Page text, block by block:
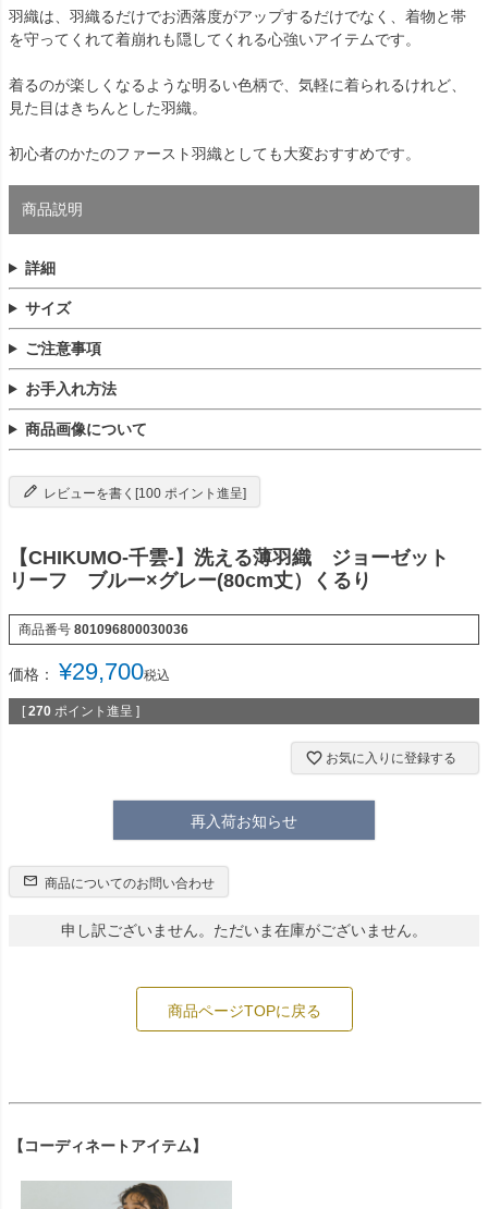
羽織は、羽織るだけでお洒落度がアップするだけでなく、着物と帯
を守ってくれて着崩れも隠してくれる心強いアイテムです。
着るのが楽しくなるような明るい色柄で、気軽に着られるけれど、
見た目はきちんとした羽織。
初心者のかたのファースト羽織としても大変おすすめです。
商品説明
詳細
サイズ
ご注意事項
お手入れ方法
商品画像について
レビューを書く[100 ポイント進呈]
【CHIKUMO-千雲-】洗える薄羽織 ジョーゼット
リーフ ブルー×グレー(80cm丈）くるり
商品番号 801096800030036
価格： ¥29,700税込
[ 270 ポイント進呈 ]
お気に入りに登録する
再入荷お知らせ
商品についてのお問い合わせ
申し訳ございません。ただいま在庫がございません。
商品ページTOPに戻る
【コーディネートアイテム】